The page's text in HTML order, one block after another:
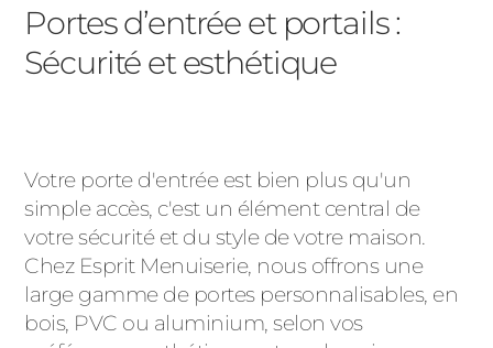
Portes d’entrée et portails :
Sécurité et esthétique
Votre porte d'entrée est bien plus qu'un
simple accès, c'est un élément central de
votre sécurité et du style de votre maison.
Chez Esprit Menuiserie, nous offrons une
large gamme de portes personnalisables, en
bois, PVC ou aluminium, selon vos